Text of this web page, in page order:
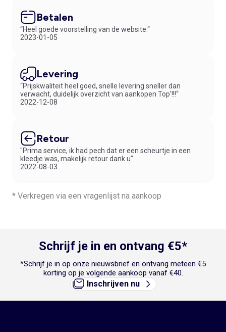
Betalen
“Heel goede voorstelling van de website.“
2023-01-05
Levering
“Prijskwaliteit heel goed, snelle levering sneller dan
verwacht, duidelijk overzicht van aankopen Top'!!!“
2022-12-08
Retour
"Prima service, ik had pech dat er een scheurtje in een
kleedje was, makelijk retour dank u"
2022-08-03
* Verkregen via een vragenlijst na aankoop
Schrijf je in en ontvang €5*
*Schrijf je in op onze nieuwsbrief en ontvang meteen €5
korting op je volgende aankoop vanaf €40.
Inschrijven nu